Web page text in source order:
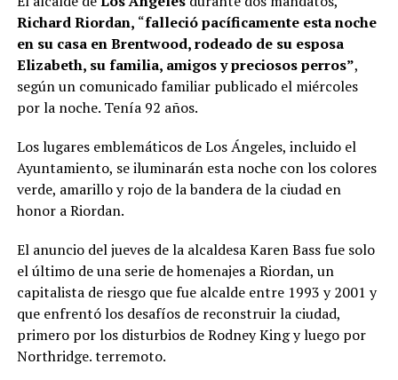
Richard Riordan, “falleció pacíficamente esta noche
en su casa en Brentwood, rodeado de su esposa
Elizabeth, su familia, amigos y preciosos perros”,
según un comunicado familiar publicado el miércoles
por la noche. Tenía 92 años.
Los lugares emblemáticos de Los Ángeles, incluido el
Ayuntamiento, se iluminarán esta noche con los colores
verde, amarillo y rojo de la bandera de la ciudad en
honor a Riordan.
El anuncio del jueves de la alcaldesa Karen Bass fue solo
el último de una serie de homenajes a Riordan, un
capitalista de riesgo que fue alcalde entre 1993 y 2001 y
que enfrentó los desafíos de reconstruir la ciudad,
primero por los disturbios de Rodney King y luego por
Northridge. terremoto.